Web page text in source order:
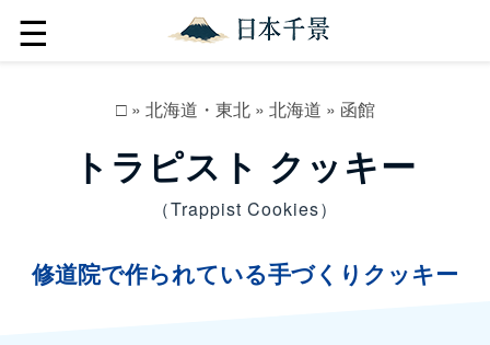
☰
□» 北海道・東北» 北海道 » 函館
トラピスト クッキー
（Trappist Cookies）
修道院で作られている手づくりクッキー